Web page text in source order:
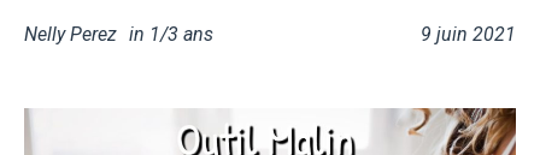
9 juin 2021
Nelly Perez in 1/3 ans